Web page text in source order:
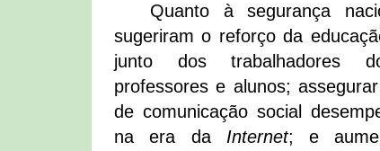
Quanto à segurança
sugeriram o reforço da
junto dos trabalhadores
professores e alunos;
de comunicação social
na era da Internet; e